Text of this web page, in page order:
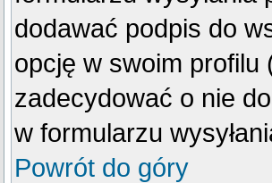
dodawać podpis do
opcję w swoim
zadecydować o nie
w formularzu
Powrót do góry